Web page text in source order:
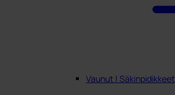
Vaunut | Säkinpidikkeet